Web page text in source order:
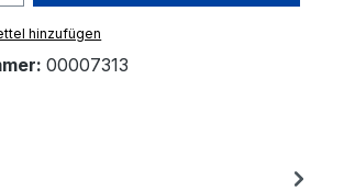
hinzufügen
00007313